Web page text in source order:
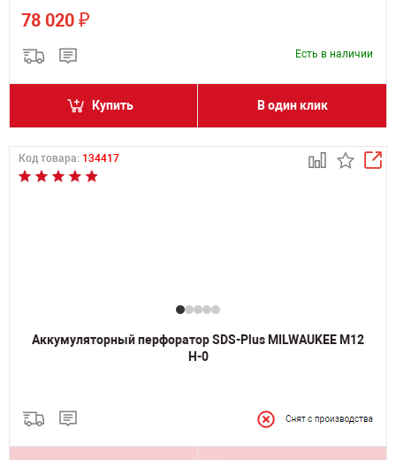
78 020 ₽
Есть в наличии
Купить В один клик
Код товара: 134417
Аккумуляторный перфоратор SDS-Plus MILWAUKEE M12
H-0